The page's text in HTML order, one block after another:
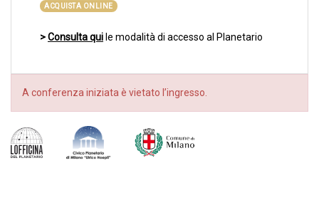
ACQUISTA ONLINE
>Consulta quile modalità di accesso al Planetario
A conferenza iniziata è vietato l’ingresso.